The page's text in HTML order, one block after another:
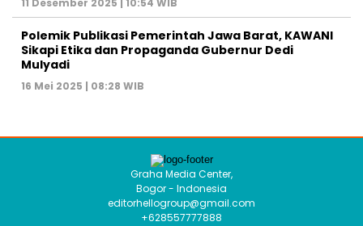
11 Desember 2025 | 10:54 WIB
Polemik Publikasi Pemerintah Jawa Barat, KAWANI
Sikapi Etika dan Propaganda Gubernur Dedi
Mulyadi
16 Mei 2025 | 08:28 WIB
Graha Media Center,
Bogor - Indonesia
editorhellogroup@gmail.com
+628557777888